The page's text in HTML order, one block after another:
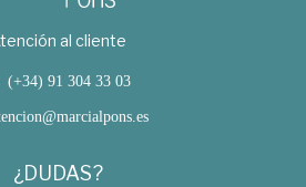
al cliente
(+34) 91 304 33 03
¿DUDAS?